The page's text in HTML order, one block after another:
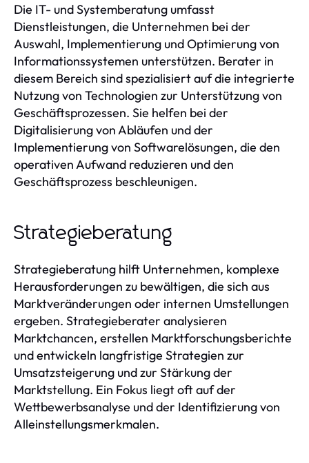
Die IT- und Systemberatung umfasst
Dienstleistungen, die Unternehmen bei der
Auswahl, Implementierung und Optimierung von
Informationssystemen unterstützen. Berater in
diesem Bereich sind spezialisiert auf die integrierte
Nutzung von Technologien zur Unterstützung von
Geschäftsprozessen. Sie helfen bei der
Digitalisierung von Abläufen und der
Implementierung von Softwarelösungen, die den
operativen Aufwand reduzieren und den
Geschäftsprozess beschleunigen.
Strategieberatung
Strategieberatung hilft Unternehmen, komplexe
Herausforderungen zu bewältigen, die sich aus
Marktveränderungen oder internen Umstellungen
ergeben. Strategieberater analysieren
Marktchancen, erstellen Marktforschungsberichte
und entwickeln langfristige Strategien zur
Umsatzsteigerung und zur Stärkung der
Marktstellung. Ein Fokus liegt oft auf der
Wettbewerbsanalyse und der Identifizierung von
Alleinstellungsmerkmalen.